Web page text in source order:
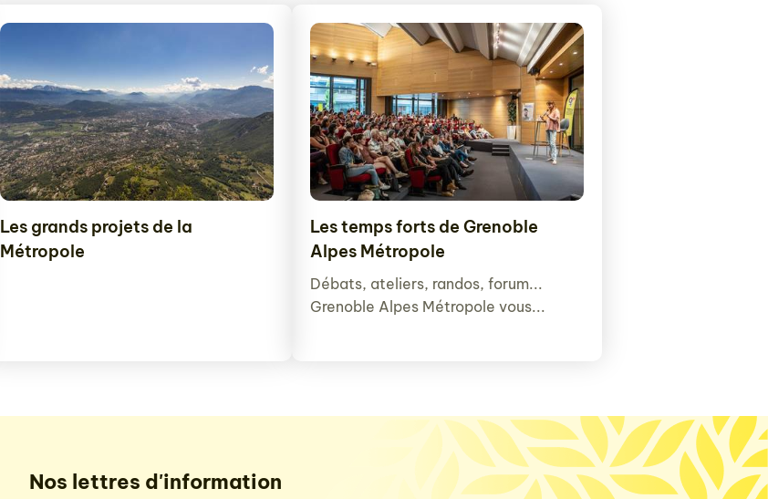
Les grands projets de la
Métropole
Les temps forts de Grenoble
Alpes Métropole
Débats, ateliers, randos, forum...
Grenoble Alpes Métropole vous...
Nos lettres d'information